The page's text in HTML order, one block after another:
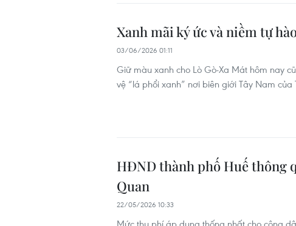
Xanh mãi ký ức và niềm tự
03/06/2026 01:11
Giữ màu xanh cho Lò Gò-Xa Mát hôm nay
vệ “lá phổi xanh” nơi biên giới Tây Nam của
HĐND thành phố Huế thông
Quan
22/05/2026 10:33
Mức thu phí áp dụng thống nhất cho công